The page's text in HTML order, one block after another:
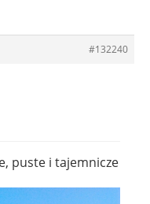
#132240
puste i tajemnicze